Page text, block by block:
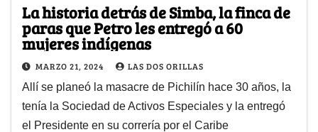
La historia detrás de Simba, la finca de
paras que Petro les entregó a 60
mujeres indígenas
MARZO 21, 2024 LAS DOS ORILLAS
Allí se planeó la masacre de Pichilín hace 30 años, la
tenía la Sociedad de Activos Especiales y la entregó
el Presidente en su correría por el Caribe